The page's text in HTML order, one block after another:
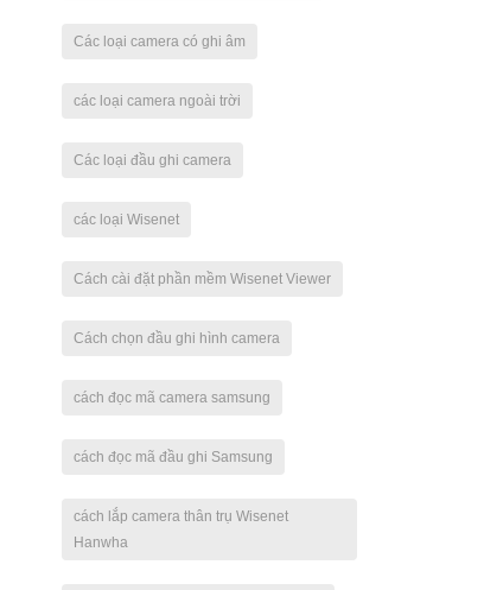
Các loại camera có ghi âm
các loại camera ngoài trời
Các loại đầu ghi camera
các loại Wisenet
Cách cài đặt phần mềm Wisenet Viewer
Cách chọn đầu ghi hình camera
cách đọc mã camera samsung
cách đọc mã đầu ghi Samsung
cách lắp camera thân trụ Wisenet
Hanwha